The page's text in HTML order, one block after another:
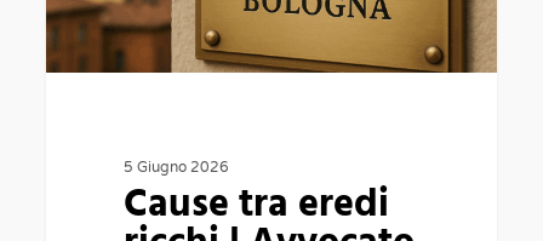
successioni
Bologna
5 Giugno 2026
Cause tra eredi